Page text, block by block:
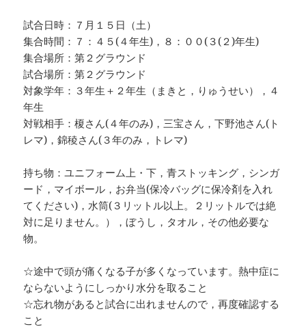
試合日時：７月１５日（土）
集合時間：７：４５(４年生)，８：００(３(２)年生)
集合場所：第２グラウンド
試合場所：第２グラウンド
対象学年：３年生＋２年生（まきと，りゅうせい），４
年生
対戦相手：榎さん(４年のみ)，三宝さん，下野池さん(ト
レマ)，錦稜さん(３年のみ，トレマ)
持ち物：ユニフォーム上・下，青ストッキング，シンガ
ード，マイボール，お弁当(保冷バッグに保冷剤を入れ
てください)，水筒(３リットル以上。２リットルでは絶
対に足りません。），ぼうし，タオル，その他必要な
物。
☆途中で頭が痛くなる子が多くなっています。熱中症に
ならないようにしっかり水分を取ること
☆忘れ物があると試合に出れませんので，再度確認する
こと